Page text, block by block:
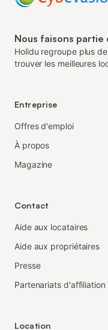
Nous faisons partie
Holidu regroupe plus
trouver les meilleures
Entreprise
Offres d'emploi
À propos
Magazine
Contact
Aide aux locataires
Aide aux propriétaires
Presse
Partenariats d'affiliation
Location